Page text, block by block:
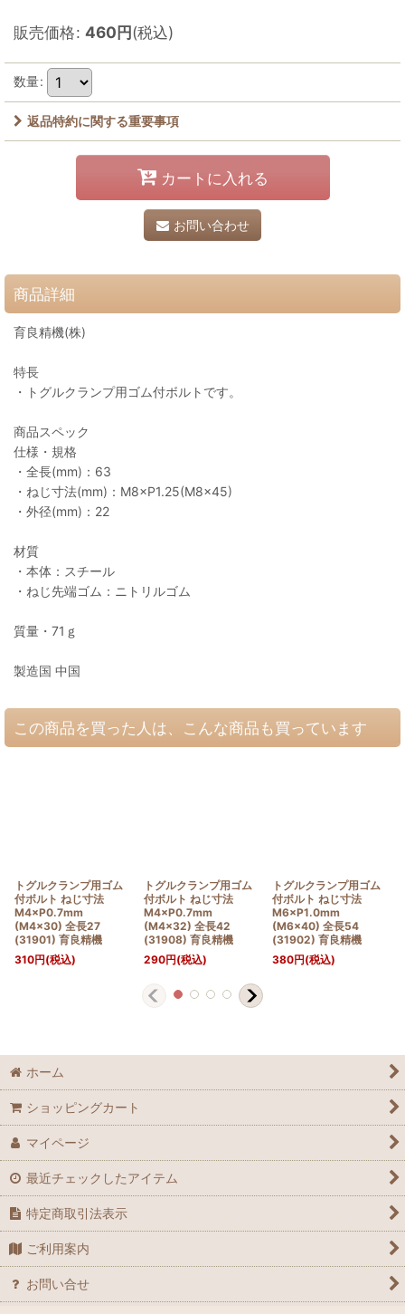
販売価格: 460円(税込)
数量:
返品特約に関する重要事項
カートに入れる
お問い合わせ
商品詳細
育良精機(株)
特長
・トグルクランプ用ゴム付ボルトです。
商品スペック
仕様・規格
・全長(mm)：63
・ねじ寸法(mm)：M8×P1.25(M8×45)
・外径(mm)：22
材質
・本体：スチール
・ねじ先端ゴム：ニトリルゴム
質量・71ｇ
製造国 中国
この商品を買った人は、こんな商品も買っています
トグルクランプ用ゴム
付ボルト ねじ寸法
M4×P0.7mm
(M4×30) 全長27
(31901) 育良精機
310円(税込)
トグルクランプ用ゴム
付ボルト ねじ寸法
M4×P0.7mm
(M4×32) 全長42
(31908) 育良精機
290円(税込)
トグルクランプ用ゴム
付ボルト ねじ寸法
M6×P1.0mm
(M6×40) 全長54
(31902) 育良精機
380円(税込)
ホーム
ショッピングカート
マイページ
最近チェックしたアイテム
特定商取引法表示
ご利用案内
お問い合せ